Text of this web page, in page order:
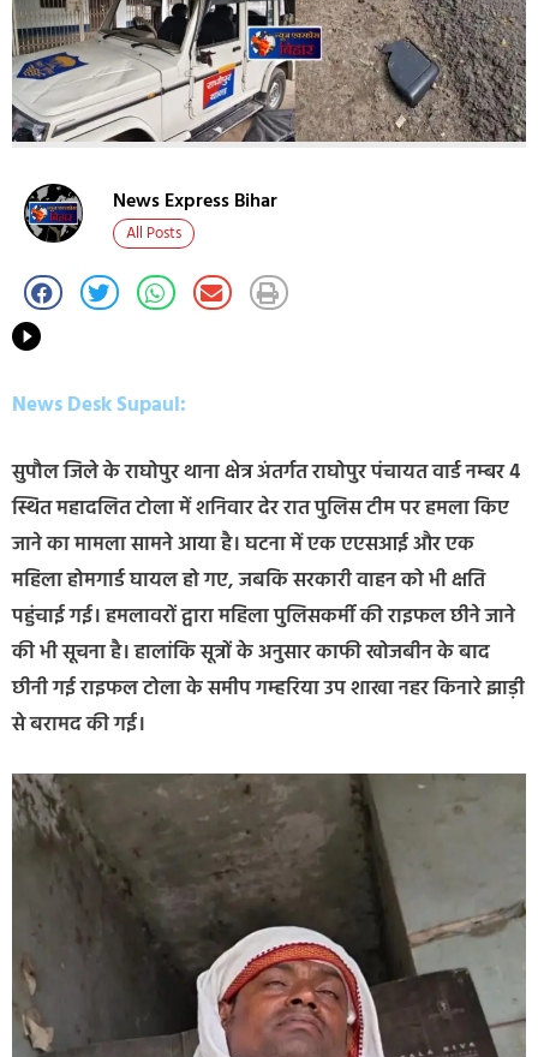
News Express Bihar
All Posts
News Desk Supaul:
सुपौल जिले के राघोपुर थाना क्षेत्र अंतर्गत राघोपुर पंचायत वार्ड नम्बर 4
स्थित महादलित टोला में शनिवार देर रात पुलिस टीम पर हमला किए
जाने का मामला सामने आया है। घटना में एक एएसआई और एक
महिला होमगार्ड घायल हो गए, जबकि सरकारी वाहन को भी क्षति
पहुंचाई गई। हमलावरों द्वारा महिला पुलिसकर्मी की राइफल छीने जाने
की भी सूचना है। हालांकि सूत्रों के अनुसार काफी खोजबीन के बाद
छीनी गई राइफल टोला के समीप गम्हरिया उप शाखा नहर किनारे झाड़ी
से बरामद की गई।